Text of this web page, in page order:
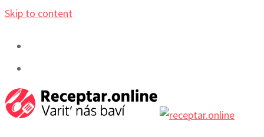
Skip to content